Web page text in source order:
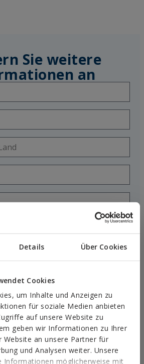
Details Über Cookies
Cookies
um Inhalte und Anzeigen zu
für soziale Medien anbieten
auf unsere Website zu
geben wir Informationen zu Ihrer
Website an unsere Partner für
und Analysen weiter. Unsere
Informationen möglicherweise mit
Sie weitere
an
meiner persönlichen Daten durch
Técnicas Expansivas SL (CIF B-
für meine Ausbildung und zwecks
Produkten zu kontaktieren.
Hinweiseund denDatenschutzgelesen
geschützt und dieGoogle
die Nutzungsbedingungenfinden